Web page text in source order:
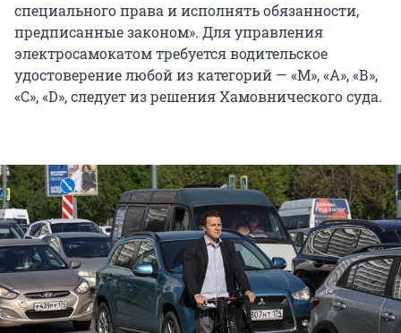
специального права и исполнять обязанности,
предписанные законом». Для управления
электросамокатом требуется водительское
удостоверение любой из категорий — «М», «А», «В»,
«С», «D», следует из решения Хамовнического суда.